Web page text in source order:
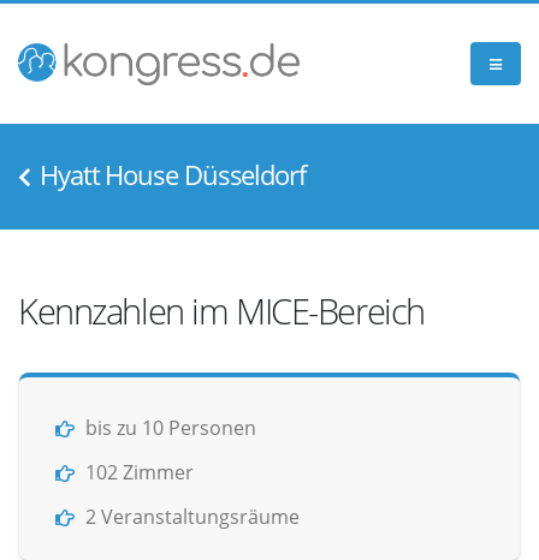
Hyatt House Düsseldorf
Kennzahlen im MICE-Bereich
bis zu 10 Personen
102 Zimmer
2 Veranstaltungsräume